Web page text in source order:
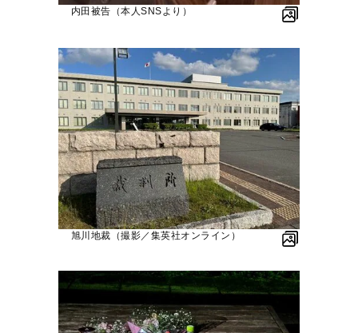
内田被告（本人SNSより）
旭川地裁（撮影／集英社オンライン）